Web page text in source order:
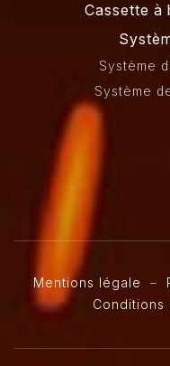
Cassette à
Système
Système
Mentions légale –